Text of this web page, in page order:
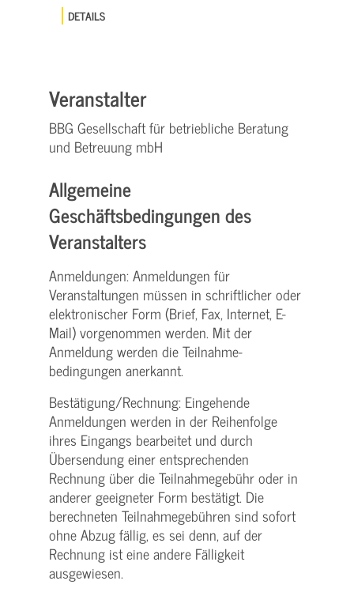
DETAILS
Veranstalter
BBG Gesellschaft für betriebliche Beratung
und Betreuung mbH
Allgemeine
Geschäftsbedingungen des
Veranstalters
Anmeldungen: Anmeldungen für
Veranstaltungen müssen in schriftlicher oder
elektronischer Form (Brief, Fax, Internet, E-
Mail) vorgenommen werden. Mit der
Anmeldung werden die Teilnahme­
bedingungen anerkannt.
Bestätigung­/Rechnung: Eingehende
Anmeldungen werden in der Reihenfolge
ihres Eingangs bearbeitet und durch
Übersendung einer entsprechenden
Rechnung über die Teilnahmegebühr oder in
anderer geeigneter Form bestätigt. Die
berechneten Teilnahmegebühren sind sofort
ohne Abzug fällig, es sei denn, auf der
Rechnung ist eine andere Fälligkeit
ausgewiesen.